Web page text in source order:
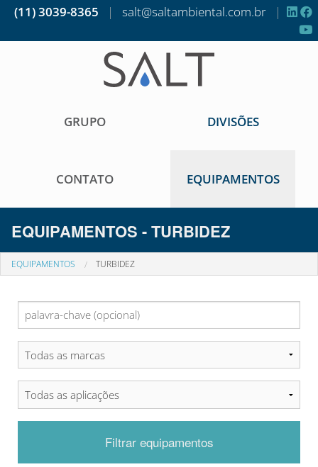
(11) 3039-8365 | salt@saltambiental.com.br |
GRUPO DIVISÕES
CONTATO EQUIPAMENTOS
EQUIPAMENTOS - TURBIDEZ
EQUIPAMENTOS TURBIDEZ
Filtrar equipamentos